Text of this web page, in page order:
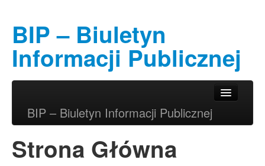
BIP – Biuletyn
Informacji Publicznej
BIP – Biuletyn Informacji Publicznej
Strona Główna